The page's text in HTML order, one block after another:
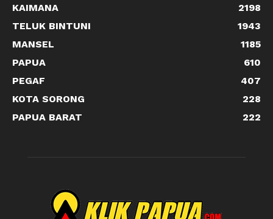
KAIMANA
2198
TELUK BINTUNI
1943
MANSEL
1185
PAPUA
610
PEGAF
407
KOTA SORONG
228
PAPUA BARAT
222